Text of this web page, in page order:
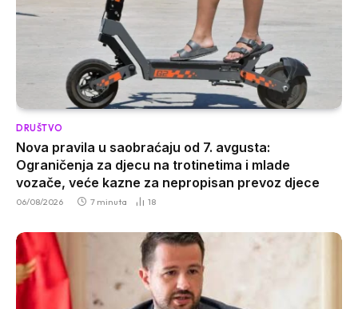
DRUŠTVO
Nova pravila u saobraćaju od 7. avgusta:
Ograničenja za djecu na trotinetima i mlade
vozače, veće kazne za nepropisan prevoz djece
06/08/2026 7 minuta 18